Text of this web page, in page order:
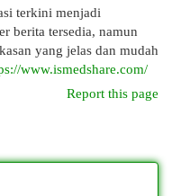
terkini menjadi
berita tersedia, namun
yang jelas dan mudah
www.ismedshare.com/
Report this page